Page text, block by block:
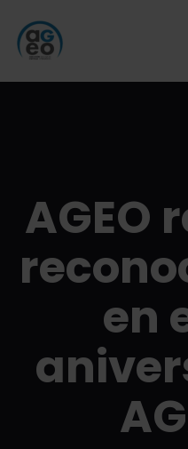
AGEO
en